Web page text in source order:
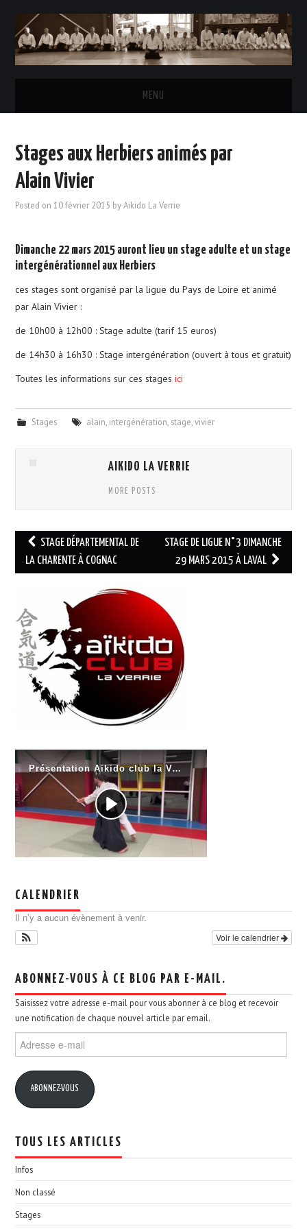
MENU
L’AÏKIDO
LE CLUB
INSCRIPTIONS & TARIFS
LE BUREAU
PHOTOS
NOUS CONTACTER
Stages aux Herbiers animés par
Alain Vivier
Posted on10 février 2015 byAikido La Verrie
Dimanche 22 mars 2015 auront lieu un stage adulte et un stage
intergénérationnel aux Herbiers
ces stages sont organisé par la ligue du Pays de Loire et animé
par Alain Vivier :
de 10h00 à 12h00 : Stage adulte (tarif 15 euros)
de 14h30 à 16h30 : Stage intergénération (ouvert à tous et gratuit)
Toutes les informations sur ces stagesici
Stages alain intergénération stage vivier
AIKIDO LA VERRIE
MORE POSTS
Navigation
des
STAGE DÉPARTEMENTAL DE
LA CHARENTE À COGNAC
STAGE DE LIGUE N°3 DIMANCHE
29 MARS 2015 À LAVAL
CALENDRIER
Il n’y a aucun évènement à venir.
Voir le calendrier
ABONNEZ-VOUS À CE BLOG PAR E-MAIL.
Saisissez votre adresse e-mail pour vous abonner à ce blog et recevoir
une notification de chaque nouvel article par email.
Adresse
e-
ABONNEZ-VOUS
TOUS LES ARTICLES
Infos
Non classé
Stages